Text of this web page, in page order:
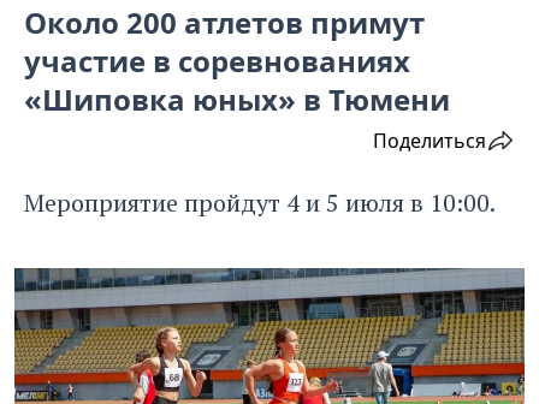
Около 200 атлетов примут
участие в соревнованиях
«Шиповка юных» в Тюмени
Поделиться
Мероприятие пройдут 4 и 5 июля в 10:00.